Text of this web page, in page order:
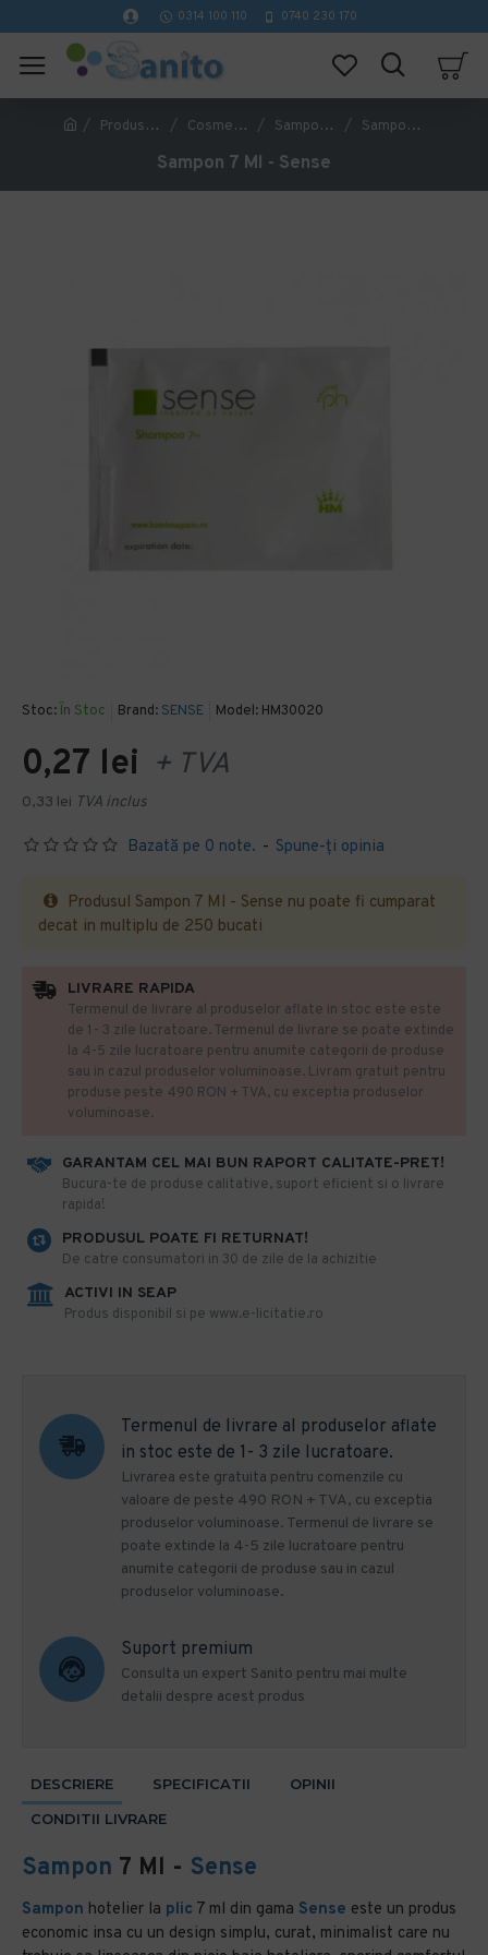
0314 100 110 0740 230 170
Produse Hoteliere Cosmetice Hoteliere Sampon Hotelier Sampon 7 Ml - Sense
Sampon 7 Ml - Sense
Stoc: În Stoc Brand: SENSE Model: HM30020
Bazată pe 0 note. - Spune-ţi opinia
0,27 lei + TVA
0,33 lei TVA inclus
Produsul Sampon 7 Ml - Sense nu poate fi cumparat
decat in multiplu de 250 bucati
GARANTAM CEL MAI BUN RAPORT CALITATE-PRET!
​Bucura-te de produse calitative, suport eficient si o livrare
rapida!
PRODUSUL POATE FI RETURNAT!
De catre consumatori in 30 de zile de la achizitie
ACTIVI IN SEAP
Produs disponibil si pe www.e-licitatie.ro
LIVRARE RAPIDA
Termenul de livrare al produselor aflate in stoc este este
de 1- 3 zile lucratoare. Termenul de livrare se poate extinde
la 4-5 zile lucratoare pentru anumite categorii de produse
sau in cazul produselor voluminoase. Livram gratuit pentru
produse peste 490 RON + TVA, cu exceptia produselor
voluminoase.
Termenul de livrare al produselor aflate
in stoc este de 1- 3 zile lucratoare.
Livrarea este gratuita pentru comenzile cu
valoare de peste 490 RON + TVA, cu exceptia
produselor voluminoase. Termenul de livrare se
poate extinde la 4-5 zile lucratoare pentru
anumite categorii de produse sau in cazul
produselor voluminoase.
Suport premium
Consulta un expert Sanito pentru mai multe
detalii despre acest produs
DESCRIERE SPECIFICATII
OPINII
CONDITII LIVRARE
Sampon 7 Ml - Sense
Sampon hotelier la plic 7 ml din gama Sense este un produs
economic insa cu un design simplu, curat, minimalist care nu